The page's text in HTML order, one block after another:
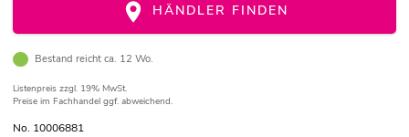
HÄNDLER FINDEN
Bestand reicht ca. 12 Wo.
Listenpreis zzgl. 19% MwSt.
Preise im Fachhandel ggf. abweichend.
No. 10006881